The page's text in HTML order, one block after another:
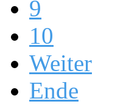
9
10
Weiter
Ende